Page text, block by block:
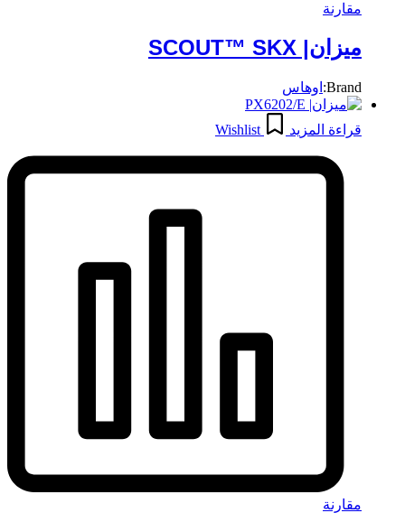
مقارنة
ميزان| SCOUT™ SKX
Brand: اوهاس
قراءة المزيد Wishlist
مقارنة